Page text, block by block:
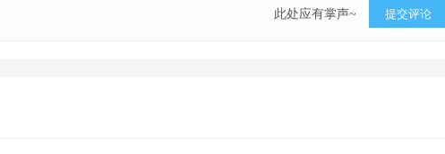
此处应有掌声~ 提交评论